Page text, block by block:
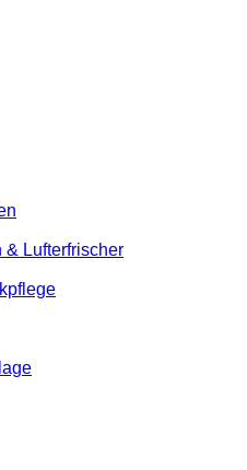
& Lufterfrischer